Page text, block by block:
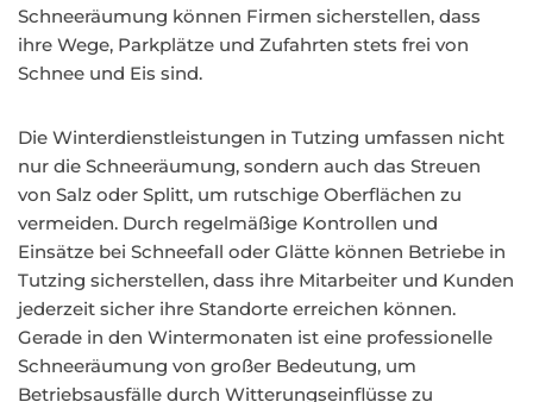
Schneeräumung können Firmen sicherstellen, dass
ihre Wege, Parkplätze und Zufahrten stets frei von
Schnee und Eis sind.
Die Winterdienstleistungen in Tutzing umfassen nicht
nur die Schneeräumung, sondern auch das Streuen
von Salz oder Splitt, um rutschige Oberflächen zu
vermeiden. Durch regelmäßige Kontrollen und
Einsätze bei Schneefall oder Glätte können Betriebe in
Tutzing sicherstellen, dass ihre Mitarbeiter und Kunden
jederzeit sicher ihre Standorte erreichen können.
Gerade in den Wintermonaten ist eine professionelle
Schneeräumung von großer Bedeutung, um
Betriebsausfälle durch Witterungseinflüsse zu